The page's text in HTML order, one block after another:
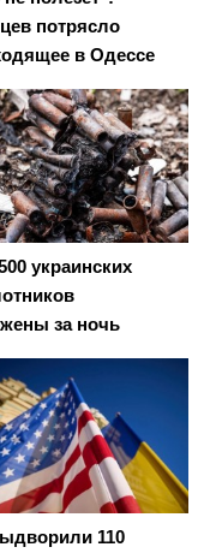
потрясло
в Одессе
украинских
за ночь
110